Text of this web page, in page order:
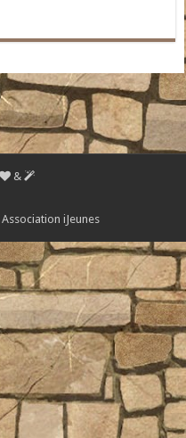
&
Association iJeunes